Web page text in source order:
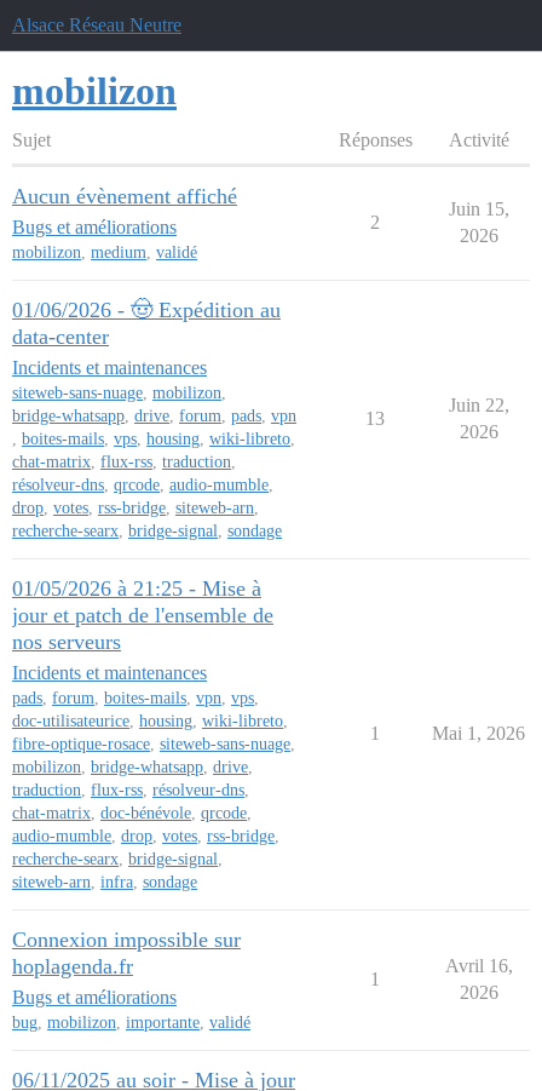
Alsace Réseau Neutre
mobilizon
Sujet Réponses Activité
Aucun évènement affiché
Bugs et améliorations
mobilizon, medium, validé
2
Juin 15,
2026
01/06/2026 - 🤠 Expédition au
data-center
Incidents et maintenances
siteweb-sans-nuage, mobilizon,
bridge-whatsapp, drive, forum, pads, vpn
, boites-mails, vps, housing, wiki-libreto,
chat-matrix, flux-rss, traduction,
résolveur-dns, qrcode, audio-mumble,
drop, votes, rss-bridge, siteweb-arn,
recherche-searx, bridge-signal, sondage
13
Juin 22,
2026
01/05/2026 à 21:25 - Mise à
jour et patch de l'ensemble de
nos serveurs
Incidents et maintenances
pads, forum, boites-mails, vpn, vps,
doc-utilisateurice, housing, wiki-libreto,
fibre-optique-rosace, siteweb-sans-nuage,
mobilizon, bridge-whatsapp, drive,
traduction, flux-rss, résolveur-dns,
chat-matrix, doc-bénévole, qrcode,
audio-mumble, drop, votes, rss-bridge,
recherche-searx, bridge-signal,
siteweb-arn, infra, sondage
1 Mai 1, 2026
Connexion impossible sur
hoplagenda.fr
Bugs et améliorations
bug, mobilizon, importante, validé
1
Avril 16,
2026
06/11/2025 au soir - Mise à jour